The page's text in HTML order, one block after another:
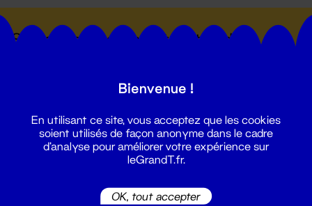
Suivez toutes les actualités du
Bienvenue !
En utilisant ce site, vous acceptez que les cookies
soient utilisés de façon anonyme dans le cadre
d'analyse pour améliorer votre expérience sur
leGrandT.fr.
OK, tout accepter